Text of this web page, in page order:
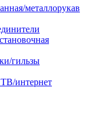
металлорукав
гильзы
интернет